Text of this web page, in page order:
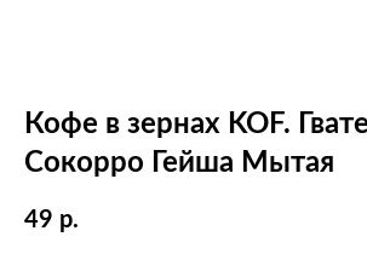
Кофе в зернах KOF.
Сокорро Гейша Мытая
49 р.